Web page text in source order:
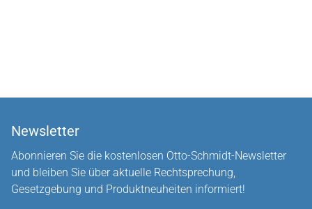
Newsletter
Abonnieren Sie die kostenlosen Otto-Schmidt-Newsletter
und bleiben Sie über aktuelle Rechtsprechung,
Gesetzgebung und Produktneuheiten informiert!